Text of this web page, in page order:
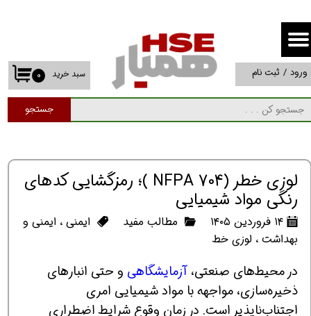
جستجو
۰ سبد خرید ورود / ثبت نام
حساب کاربری من
تغییر گذر واژه
سفارشات
لوزی خطر (NFPA 704 )؛ رمزگشایی کدهای
رنگی مواد شیمیایی
۱۴ فروردین ۱۴۰۵ مطالب مفید ایمنی، ایمنی و
بهداشت، لوزی خط
در محیط‌های صنعتی، آزمایشگاهی و حتی انبارهای
ذخیره‌سازی، مواجهه با مواد شیمیایی امری
اجتناب‌ناپذیر است. در زمان وقوع شرایط اضطراری